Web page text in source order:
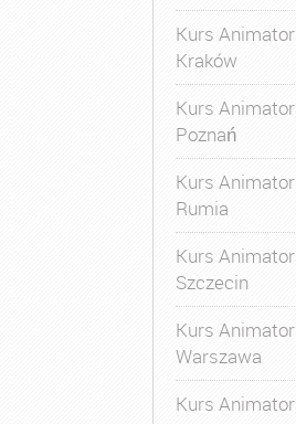
Kurs
Kraków
Kurs
Poznań
Kurs
Rumia
Kurs
Szczecin
Kurs
Warszawa
Kurs